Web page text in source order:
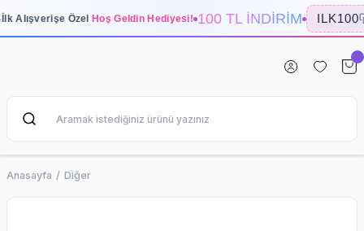
İlk Alışverişe Özel Hoş Geldin Hediyesi! 100 TL İNDİRİM ILK100
Anasayfa Diğer